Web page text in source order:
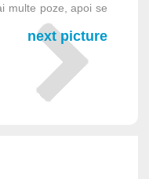
multe poze, apoi se
next picture